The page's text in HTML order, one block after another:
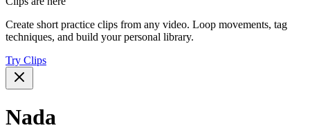
Create short practice clips from any video. Loop movements, tag
techniques, and build your personal library.
Try Clips
Nada